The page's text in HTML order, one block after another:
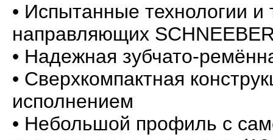
• Испытанные технологии и
направляющих
• Надежная зубчато-
• Сверхкомпактная
исполнением
• Небольшой профиль с